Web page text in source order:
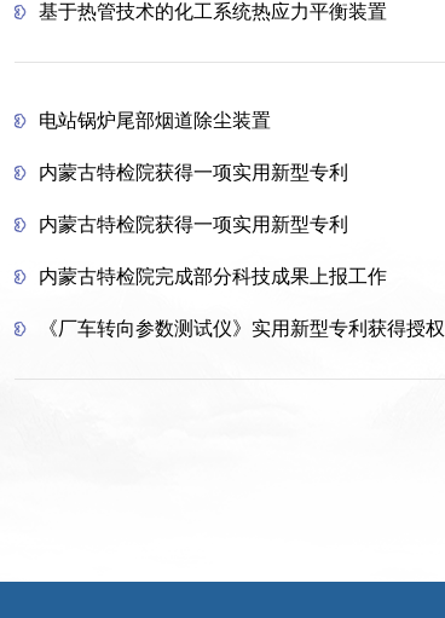
基于热管技术的化工系统热应力平衡装置
电站锅炉尾部烟道除尘装置
内蒙古特检院获得一项实用新型专利
内蒙古特检院获得一项实用新型专利
内蒙古特检院完成部分科技成果上报工作
《厂车转向参数测试仪》实用新型专利获得授权